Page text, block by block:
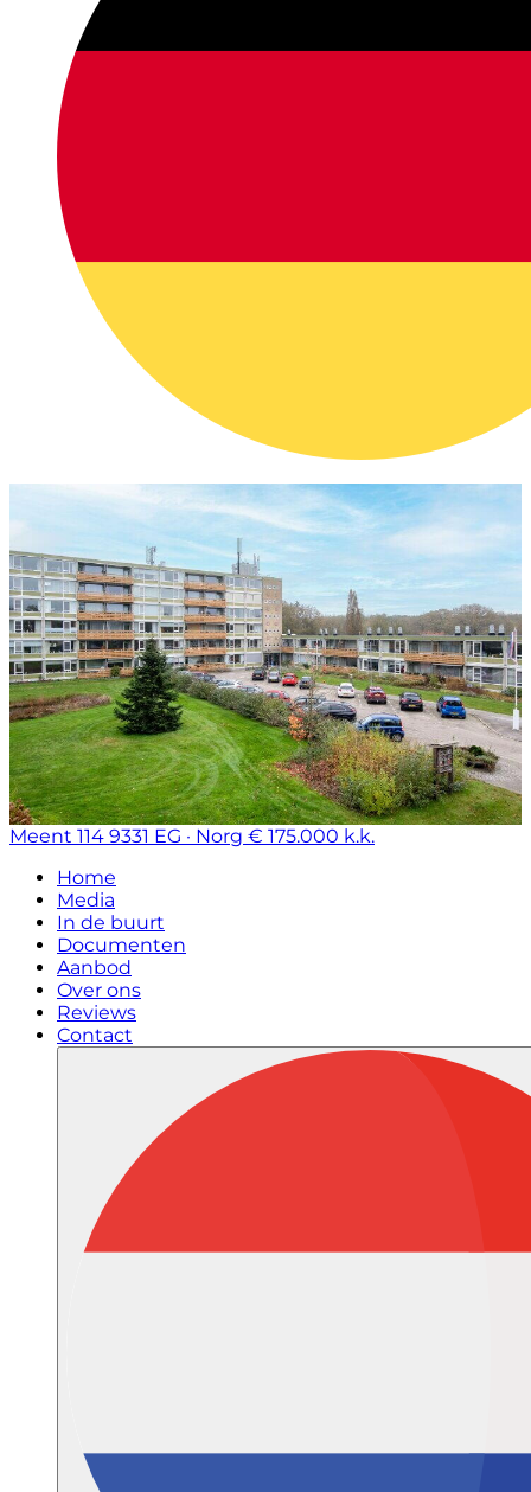
Meent 114 9331 EG · Norg € 175.000 k.k.
Home
Media
In de buurt
Documenten
Aanbod
Over ons
Reviews
Contact